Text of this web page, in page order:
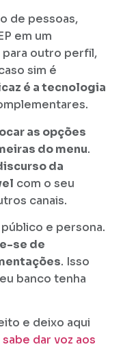
de pessoas,
em um
outro perfil,
sim é
é a tecnologia
as opções
do menu.
da
com o seu
canais.
e persona.
se de
. Isso
banco tenha
e deixo aqui
dar voz aos